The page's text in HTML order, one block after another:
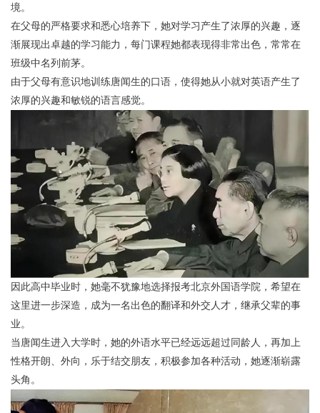
境。
在父母的严格要求和悉心培养下，她对学习产生了浓厚的兴趣，逐
渐展现出卓越的学习能力，每门课程她都表现得非常出色，常常在
班级中名列前茅。
由于父母有意识地训练唐闻生的口语，使得她从小就对英语产生了
浓厚的兴趣和敏锐的语言感觉。
因此高中毕业时，她毫不犹豫地选择报考北京外国语学院，希望在
这里进一步深造，成为一名出色的翻译和外交人才，继承父辈的事
业。
当唐闻生进入大学时，她的外语水平已经远远超过同龄人，再加上
性格开朗、外向，乐于结交朋友，积极参加各种活动，她逐渐崭露
头角。